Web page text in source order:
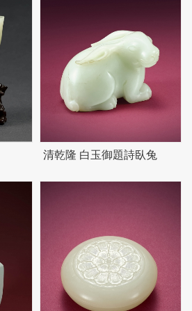
清乾隆 白玉御題詩臥兔